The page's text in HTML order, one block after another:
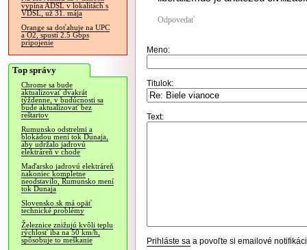
vypína ADSL v lokalitách s
VDSL, už 31. mája
Orange sa doťahuje na UPC
a O2, spustí 2.5 Gbps
pripojenie
Top správy
Chrome sa bude
aktualizovať dvakrát
týždenne, v budúcnosti sa
bude aktualizovať bez
reštartov
Rumunsko odstrelmi a
blokádou mení tok Dunaja,
aby udržalo jadrovú
elektráreň v chode
Maďarsko jadrovú elektráreň
nakoniec kompletne
neodstavilo, Rumunsko mení
tok Dunaja
Slovensko.sk má opäť
technické problémy
Železnice znižujú kvôli teplu
rýchlosť iba na 50 km/h,
spôsobuje to meškanie
Odpovedať
Meno:
Titulok:
Text:
Prihláste sa a povoľte si emailové